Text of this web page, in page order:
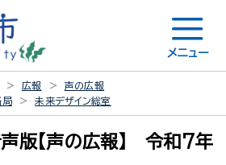
メニュー
広報
声の広報
局 未来デザイン総室
版【声の広報】 令和7年